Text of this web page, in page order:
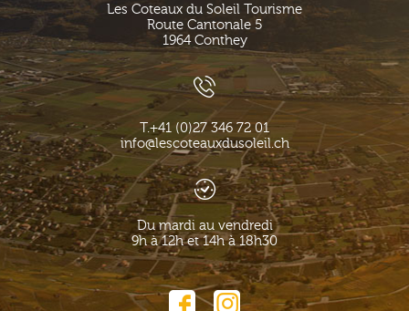
Les Coteaux du Soleil Tourisme
Route Cantonale 5
1964 Conthey
T.+41 (0)27 346 72 01
info@lescoteauxdusoleil.ch
Du mardi au vendredi
9h à 12h et 14h à 18h30